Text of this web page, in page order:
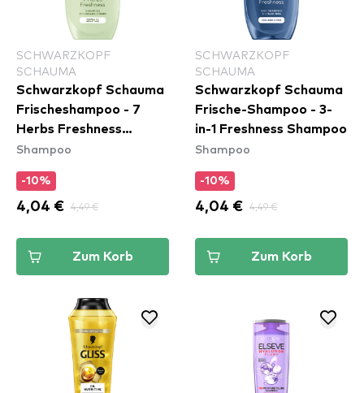
SCHWARZKOPF
SCHAUMA
Schwarzkopf Schauma
Frischeshampoo - 7
Herbs Freshness
Shampoo
Shampoo
-10%
4,04 € 4,49 €
Zum Korb
SCHWARZKOPF
SCHAUMA
Schwarzkopf Schauma
Frische-Shampoo - 3-
in-1 Freshness Shampoo
Shampoo
-10%
4,04 € 4,49 €
Zum Korb